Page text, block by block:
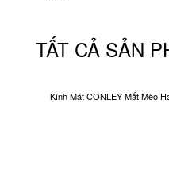
TẤT CẢ SẢN
Kính Mát CONLEY Mắt Mèo